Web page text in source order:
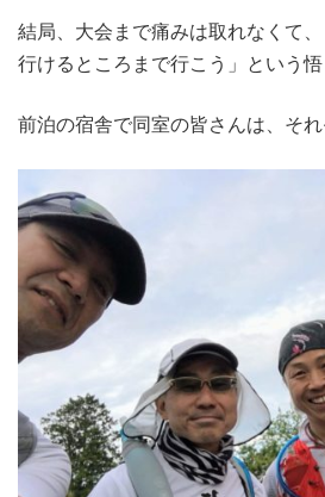
結局、大会まで痛みは取れなくて、
行けるところまで行こう」という悟
前泊の宿舎で同室の皆さんは、それ